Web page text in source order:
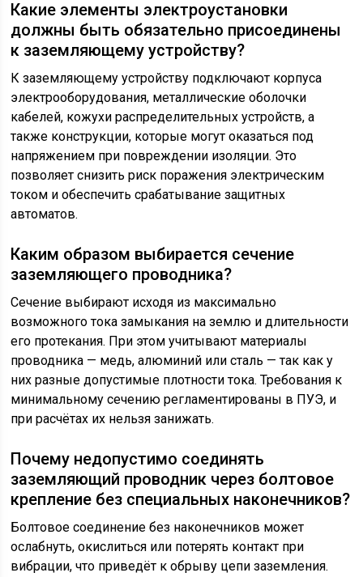
Какие элементы электроустановки
должны быть обязательно присоединены
к заземляющему устройству?
К заземляющему устройству подключают корпуса
электрооборудования, металлические оболочки
кабелей, кожухи распределительных устройств, а
также конструкции, которые могут оказаться под
напряжением при повреждении изоляции. Это
позволяет снизить риск поражения электрическим
током и обеспечить срабатывание защитных
автоматов.
Каким образом выбирается сечение
заземляющего проводника?
Сечение выбирают исходя из максимально
возможного тока замыкания на землю и длительности
его протекания. При этом учитывают материалы
проводника — медь, алюминий или сталь — так как у
них разные допустимые плотности тока. Требования к
минимальному сечению регламентированы в ПУЭ, и
при расчётах их нельзя занижать.
Почему недопустимо соединять
заземляющий проводник через болтовое
крепление без специальных наконечников?
Болтовое соединение без наконечников может
ослабнуть, окислиться или потерять контакт при
вибрации, что приведёт к обрыву цепи заземления.